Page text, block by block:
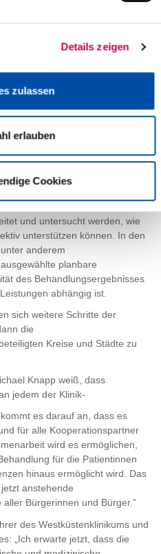
Details zeigen
zulassen
erlauben
Cookies
Schritte einer
ihrer Krankenhäuser. Zum
einem Zweckverband oder in
Überlegungen für
IT-Dienstleistungen,
und
darlegen, wie
und untersucht werden, wie
unterstützen können. In den
anderem
planbare
des Behandlungsergebnisses
abhängig ist.
sich weitere Schritte der
die
Kreise und Städte zu
Knapp weiß, dass
jedem der Klinik-
es darauf an, dass es
für alle Kooperationspartner
wird es ermöglichen,
für die Patientinnen
hinaus ermöglicht wird. Das
anstehende
Bürgerinnen und Bürger.“
des Westküstenklinikums und
„Ich erwarte jetzt, dass die